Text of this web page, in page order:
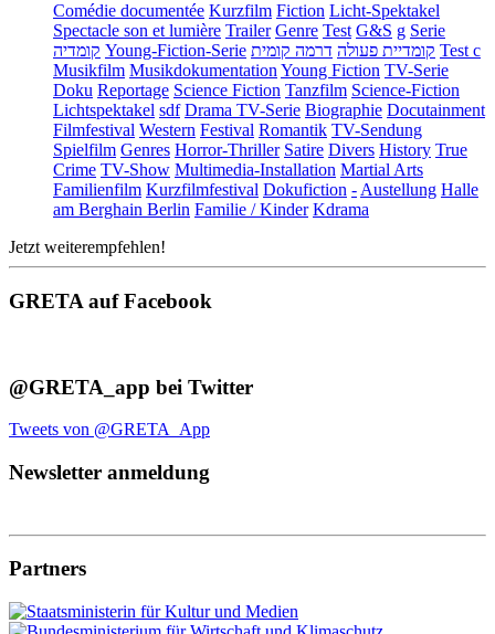
Comédie documentée Kurzfilm Fiction Licht-Spektakel
Spectacle son et lumière Trailer Genre Test G&S g Serie
קומדיה Young-Fiction-Serie קומדיית פעולה דרמה קומית
Test c
Musikfilm MusikdokumentationYoung Fiction TV-Serie
Doku Reportage Science Fiction Tanzfilm Science-Fiction
Lichtspektakel sdf Drama TV-Serie Biographie Docutainment
Filmfestival Western Festival Romantik TV-Sendung
Spielfilm Genres Horror-Thriller Satire Divers History True
Crime TV-Show Multimedia-Installation Martial Arts
Familienfilm Kurzfilmfestival Dokufiction -Austellung Halle
am Berghain Berlin Familie / Kinder Kdrama
Jetzt weiterempfehlen!
GRETA auf Facebook
@GRETA_app bei Twitter
Tweets von @GRETA_App
Newsletter anmeldung
Partners